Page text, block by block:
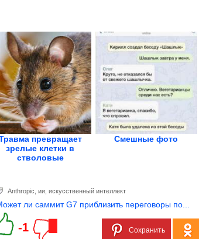
превращает
зрелые клетки в
стволовые
Смешные фото
Anthropic ии искусственный интеллект
ли саммит G7 приблизить переговоры по...
-1 Сохранить